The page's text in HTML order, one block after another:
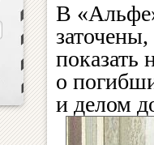
В
показать
о
и делом